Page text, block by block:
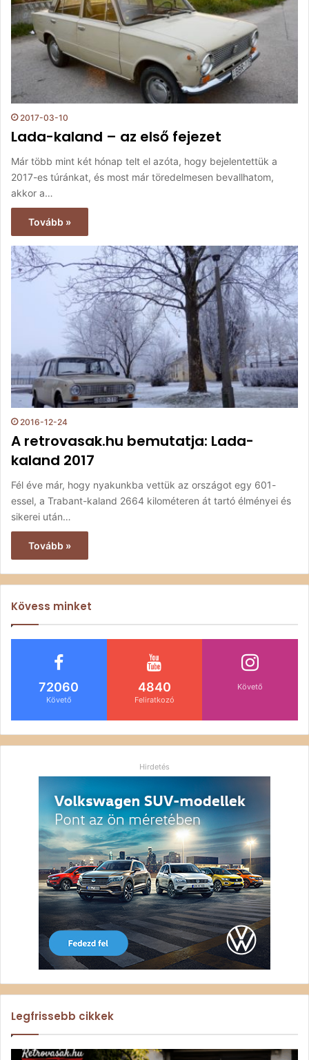
2017-03-10
Lada-kaland – az első fejezet
Már több mint két hónap telt el azóta, hogy bejelentettük a
2017-es túránkat, és most már töredelmesen bevallhatom,
akkor a…
Tovább »
2016-12-24
A retrovasak.hu bemutatja: Lada-
kaland 2017
Fél éve már, hogy nyakunkba vettük az országot egy 601-
essel, a Trabant-kaland 2664 kilométeren át tartó élményei és
sikerei után…
Tovább »
Kövess minket
72060
Követő
4840
Feliratkozó
Követő
Hirdetés
Legfrissebb cikkek